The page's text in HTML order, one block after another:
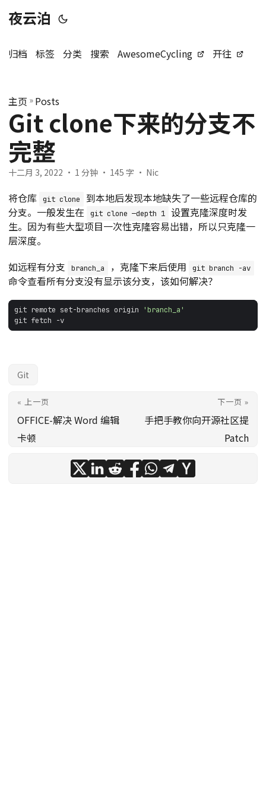
夜云泊
归档 标签 分类 搜索 AwesomeCycling 开往
主页 » Posts
Git clone下来的分支不
完整
十二月 3, 2022 · 1 分钟 · 145 字 · Nic
将仓库 git clone
到本地后发现本地缺失了一些远程仓库的
分支。一般发生在
git clone —depth 1 设置克隆深度时发
生。因为有些大型项目一次性克隆容易出错，所以只克隆一
层深度。
如远程有分支
branch_a ，克隆下来后使用 git branch -av
命令查看所有分支没有显示该分支，该如何解决？
git remote set-branches origin 'branch_a'
Git
« 上一页
OFFICE-解决 Word 编辑
卡顿
下一页 »
手把手教你向开源社区提
Patch